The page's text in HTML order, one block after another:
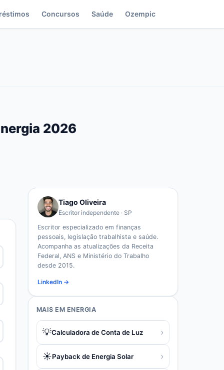
Concursos Saúde Ozempic
2026
Tiago Oliveira
Escritor independente · SP
Escritor especializado em finanças
pessoais, legislação trabalhista e saúde.
Acompanha as atualizações da Receita
Federal, ANS e Ministério do Trabalho
desde 2015.
LinkedIn →
MAIS EM ENERGIA
💡Calculadora de Conta de Luz ›
☀️Payback de Energia Solar ›